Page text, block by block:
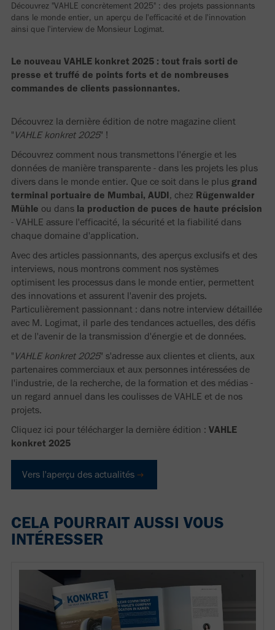
Découvrez "VAHLE concrètement 2025" : des projets passionnants
dans le monde entier, un aperçu de l'efficacité et de l'innovation
ainsi que l'interview de Monsieur Logimat.
Le nouveau VAHLE konkret 2025 : tout frais sorti de
presse et truffé de points forts et de nombreuses
commandes de clients passionnantes.
Découvrez la dernière édition de notre magazine client
" VAHLE konkret 2025" !
Découvrez comment nous transmettons l'énergie et les
données de manière transparente - dans les projets les plus
divers dans le monde entier. Que ce soit dans le plus grand
terminal portuaire de Mumbai, AUDI, chez Rügenwalder
Mühle ou dans la production de puces de haute précision
- VAHLE assure l'efficacité, la sécurité et la fiabilité dans
chaque domaine d'application.
Avec des articles passionnants, des aperçus exclusifs et des
interviews, nous montrons comment nos systèmes
optimisent les processus dans le monde entier, permettent
des innovations et assurent l'avenir des projets.
Particulièrement passionnant : dans notre interview détaillée
avec M. Logimat, il parle des tendances actuelles, des défis
et de l'avenir de la transmission d'énergie et de données.
" VAHLE konkret 2025" s'adresse aux clientes et clients, aux
partenaires commerciaux et aux personnes intéressées de
l'industrie, de la recherche, de la formation et des médias -
un regard annuel dans les coulisses de VAHLE et de nos
projets.
Cliquez ici pour télécharger la dernière édition : VAHLE
konkret 2025
Vers l'aperçu des actualités
CELA POURRAIT AUSSI VOUS
INTÉRESSER